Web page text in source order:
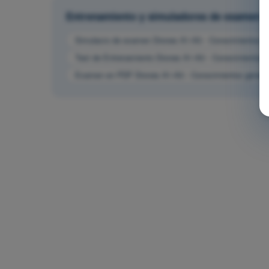
Entrenamiento y simuladores de examen
Simulacro de examen Drones A1-A3 - Conocimientos
Test de Entrenamiento Drones A1-A3 -